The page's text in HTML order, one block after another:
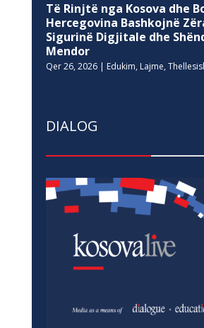
Të Rinjtë nga Kosova dhe
Hercegovina Bashkojnë
Sigurinë Digjitale dhe
Mendor
Qer 26, 2026| Edukim, Lajme,
DIALOG